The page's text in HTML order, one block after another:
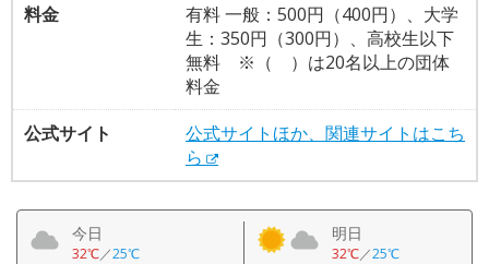
料金
有料 一般：500円（400円）、大学
生：350円（300円）、高校生以下
無料 ※（ ）は20名以上の団体
料金
公式サイト
公式サイトほか、関連サイトはこち
ら
今日
32℃／25℃
明日
32℃／25℃